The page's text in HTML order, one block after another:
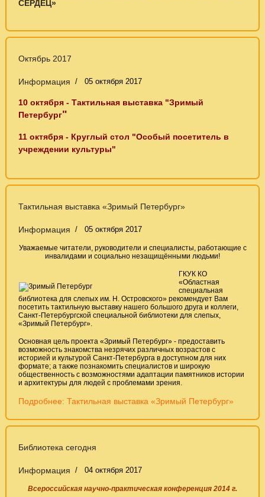
СЕРДЕЦ»
Октябрь 2017
Информация 05 октября 2017
10 октября - Тактильная выставка "Зримый
Петербург"
11 октября - Круглый стол "Особый посетитель в
учреждении культуры"
Тактильная выставка «Зримый Петербург»
Информация 05 октября 2017
Уважаемые читатели, руководители и специалисты, работающие с
инвалидами и социально незащищёнными людьми!
ГКУК КО
«Областная
специальная
библиотека для слепых им. Н. Островского» рекомендует Вам
посетить тактильную выставку нашего большого друга и коллеги,
Санкт-Петербургской специальной библиотеки для слепых,
«Зримый Петербург».
Основная цель проекта «Зримый Петербург» - предоставить
возможность знакомства незрячих различных возрастов с
историей и культурой Санкт-Петербурга в доступном для них
формате; а также познакомить специалистов и широкую
общественность с возможностями адаптации памятников истории
и архитектуры для людей с проблемами зрения.
Подробнее: Тактильная выставка «Зримый Петербург»
Библиотека сегодня
Информация 04 октября 2017
Всероссийская научно-практическая конференция 2014 г.